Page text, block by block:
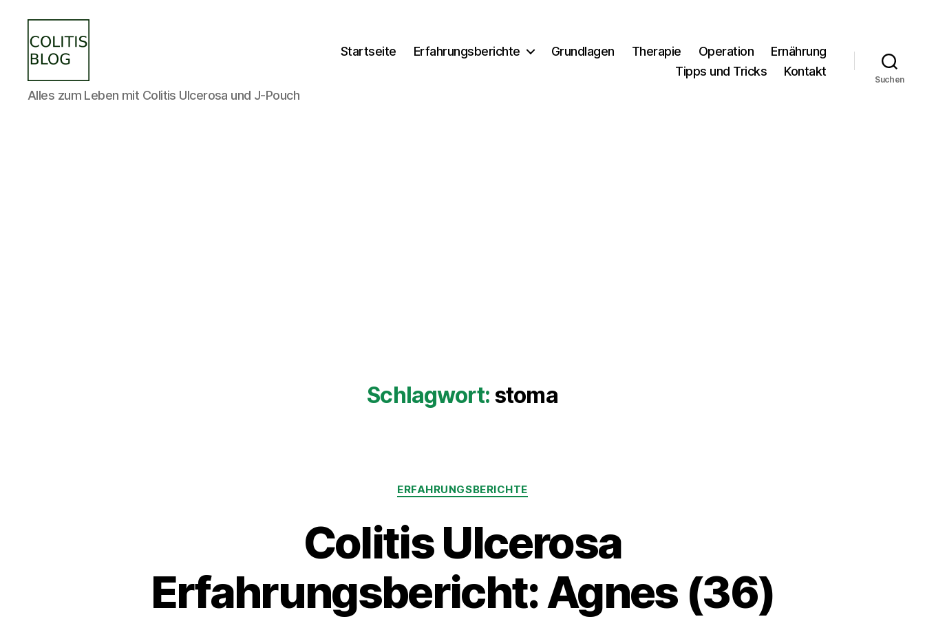
colitisblog.de
Alles zum Leben mit Colitis Ulcerosa und J-Pouch
Startseite Erfahrungsberichte Grundlagen Therapie Operation
Ernährung
Tipps und Tricks
Kontakt
Suchen
Schlagwort: stoma
Kategorien
ERFAHRUNGSBERICHTE
Colitis Ulcerosa
Erfahrungsbericht: Agnes (36)